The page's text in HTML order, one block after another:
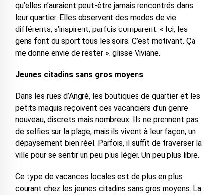
qu’elles n’auraient peut-être jamais rencontrés dans
leur quartier. Elles observent des modes de vie
différents, s’inspirent, parfois comparent. « Ici, les
gens font du sport tous les soirs. C’est motivant. Ça
me donne envie de rester », glisse Viviane.
Jeunes citadins sans gros moyens
Dans les rues d’Angré, les boutiques de quartier et les
petits maquis reçoivent ces vacanciers d’un genre
nouveau, discrets mais nombreux. Ils ne prennent pas
de selfies sur la plage, mais ils vivent à leur façon, un
dépaysement bien réel. Parfois, il suffit de traverser la
ville pour se sentir un peu plus léger. Un peu plus libre.
Ce type de vacances locales est de plus en plus
courant chez les jeunes citadins sans gros moyens. La